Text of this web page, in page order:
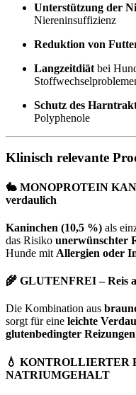
Unterstützung der
Niereninsuffizienz
Reduktion von
Langzeitdiät bei
Schutz des
Polyphenole
Klinisch relevante
🐇 MONOPROTEIN
verdaulich
Kaninchen (10,5 %) als
das Risiko unerwünschter
Hunde mit Allergien oder
🌾 GLUTENFREI – Reis
Die Kombination aus
sorgt für eine leichte
glutenbedingter Reizungen
💧 KONTROLLIERTER
NATRIUMGEHALT